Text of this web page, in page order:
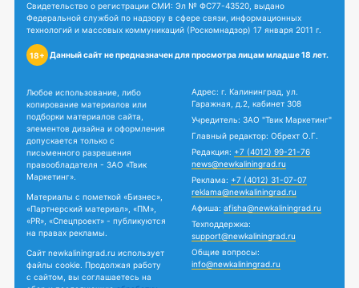
Свидетельство о регистрации СМИ: Эл № ФС77-43520, выдано
Федеральной службой по надзору в сфере связи, информационных
технологий и массовых коммуникаций (Роскомнадзор) 17 января 2011 г.
18+ Данный сайт не предназначен для просмотра лицам младше 18 лет.
Любое использование, либо
копирование материалов или
подборки материалов сайта,
элементов дизайна и оформления
допускается только с
письменного разрешения
правообладателя - ЗАО «Твик
Маркетинг».
Материалы с пометкой «Бизнес»,
«Партнерский материал», «ПМ»,
«PR», «Спецпроект» - публикуются
на правах рекламы.
Сайт newkaliningrad.ru использует
файлы cookie. Продолжая работу
с сайтом, вы соглашаетесь на
Адрес: г. Калининград, ул.
Гаражная, д.2, кабинет 308
Учредитель: ЗАО "Твик Маркетинг"
Главный редактор: Обрехт О.Г.
Редакция: +7 (4012) 99-21-76
news@newkaliningrad.ru
Реклама: +7 (4012) 31-07-07
reklama@newkaliningrad.ru
Афиша: afisha@newkaliningrad.ru
Техподдержка:
support@newkaliningrad.ru
Общие вопросы:
info@newkaliningrad.ru